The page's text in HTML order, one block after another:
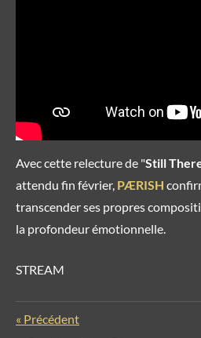
Avec cette relecture de "Still
attendu fin février, PÆRISH
transcender ses propres
la profondeur émotionnelle.
STREAM
« Précédent